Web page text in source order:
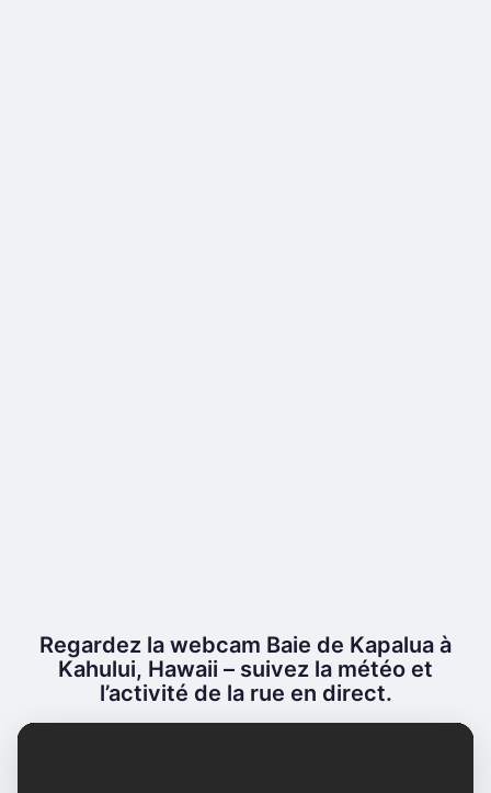
Regardez la webcam Baie de Kapalua à
Kahului, Hawaii – suivez la météo et
l’activité de la rue en direct.